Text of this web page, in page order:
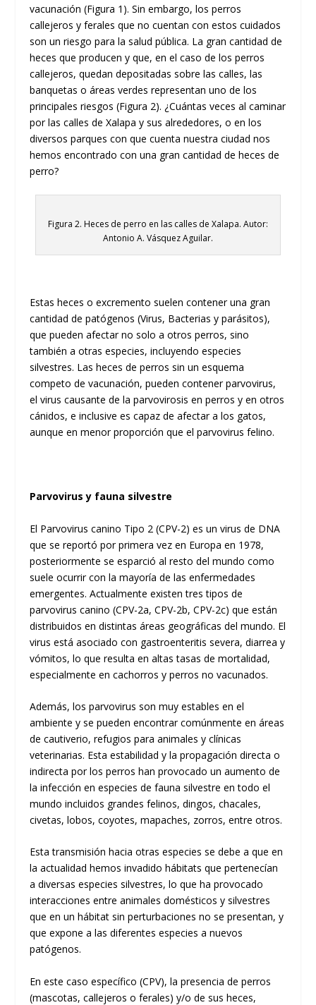
vacunación (Figura 1). Sin embargo, los perros
callejeros y ferales que no cuentan con estos cuidados
son un riesgo para la salud pública. La gran cantidad de
heces que producen y que, en el caso de los perros
callejeros, quedan depositadas sobre las calles, las
banquetas o áreas verdes representan uno de los
principales riesgos (Figura 2). ¿Cuántas veces al caminar
por las calles de Xalapa y sus alrededores, o en los
diversos parques con que cuenta nuestra ciudad nos
hemos encontrado con una gran cantidad de heces de
perro?
Figura 2. Heces de perro en las calles de Xalapa. Autor:
Antonio A. Vásquez Aguilar.
Estas heces o excremento suelen contener una gran
cantidad de patógenos (Virus, Bacterias y parásitos),
que pueden afectar no solo a otros perros, sino
también a otras especies, incluyendo especies
silvestres. Las heces de perros sin un esquema
competo de vacunación, pueden contener parvovirus,
el virus causante de la parvovirosis en perros y en otros
cánidos, e inclusive es capaz de afectar a los gatos,
aunque en menor proporción que el parvovirus felino.
Parvovirus y fauna silvestre
El Parvovirus canino Tipo 2 (CPV-2) es un virus de DNA
que se reportó por primera vez en Europa en 1978,
posteriormente se esparció al resto del mundo como
suele ocurrir con la mayoría de las enfermedades
emergentes. Actualmente existen tres tipos de
parvovirus canino (CPV-2a, CPV-2b, CPV-2c) que están
distribuidos en distintas áreas geográficas del mundo. El
virus está asociado con gastroenteritis severa, diarrea y
vómitos, lo que resulta en altas tasas de mortalidad,
especialmente en cachorros y perros no vacunados.
Además, los parvovirus son muy estables en el
ambiente y se pueden encontrar comúnmente en áreas
de cautiverio, refugios para animales y clínicas
veterinarias. Esta estabilidad y la propagación directa o
indirecta por los perros han provocado un aumento de
la infección en especies de fauna silvestre en todo el
mundo incluidos grandes felinos, dingos, chacales,
civetas, lobos, coyotes, mapaches, zorros, entre otros.
Esta transmisión hacia otras especies se debe a que en
la actualidad hemos invadido hábitats que pertenecían
a diversas especies silvestres, lo que ha provocado
interacciones entre animales domésticos y silvestres
que en un hábitat sin perturbaciones no se presentan, y
que expone a las diferentes especies a nuevos
patógenos.
En este caso específico (CPV), la presencia de perros
(mascotas, callejeros o ferales) y/o de sus heces,